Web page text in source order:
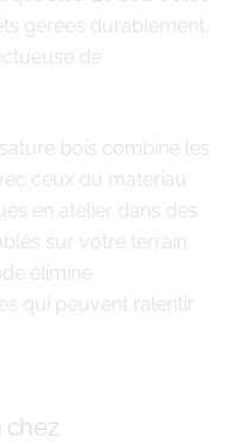
gérées durablement,
de
bois combine les
ceux du matériau
en atelier dans des
sur votre terrain
élimine
qui peuvent ralentir
chez